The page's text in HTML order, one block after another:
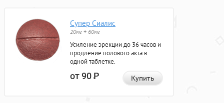
Супер Сиалис
20мг + 60мг
Усиление эрекции до 36 часов и
продление полового акта в
одной таблетке.
от 90Р Купить